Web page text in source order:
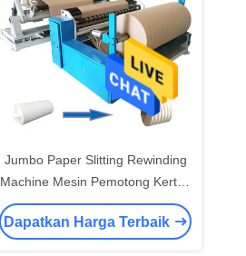
Jumbo Paper Slitting Rewinding
Machine Mesin Pemotong Kertas
Rotary 60-600gsm
Dapatkan Harga Terbaik